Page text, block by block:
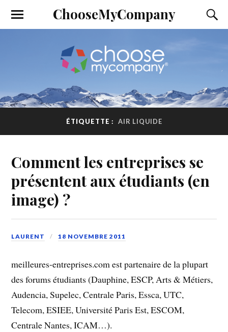
ChooseMyCompany
ÉTIQUETTE : AIR LIQUIDE
Comment les entreprises se
présentent aux étudiants (en
image) ?
LAURENT 18 NOVEMBRE 2011
meilleures-entreprises.com est partenaire de la plupart
des forums étudiants (Dauphine, ESCP, Arts & Métiers,
Audencia, Supelec, Centrale Paris, Essca, UTC,
Telecom, ESIEE, Université Paris Est, ESCOM,
Centrale Nantes, ICAM…).